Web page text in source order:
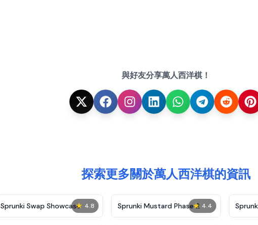
與好友分享萬人西洋棋！
探索更多關於萬人西洋棋的資訊
★ 4.8
Sprunki Swap Showcase ★ 4.4
Sprunki Mustard Phase 2